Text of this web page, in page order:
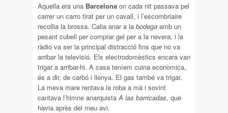
Aquella era una Barcelona on cada nit passava pel
carrer un carro tirat per un cavall, i l’escombriaire
recollia la brossa. Calia anar a la bodega amb un
pesant cubell per comprar gel per a la nevera, i la
ràdio va ser la principal distracció fins que no va
arribar la televisió. Els electrodomèstics encara van
trigar a arribar-hi. A casa teníem cuina econòmica,
és a dir, de carbó i llenya. El gas també va trigar.
La meva mare rentava la roba a mà i sovint
cantava l’himne anarquista A las barricadas, que
havia après del meu avi.